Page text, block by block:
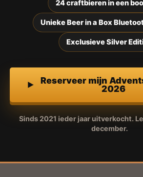
24 craftbieren in een
Unieke Beer in a Box
Exclusieve Silver
Reserveer mijn
2026
Sinds 2021 ieder jaar uitverkocht.
december.